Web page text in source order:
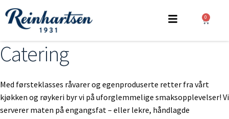
0
Catering
Med førsteklasses råvarer og egenproduserte retter fra vårt
kjøkken og røykeri byr vi på uforglemmelige smaksopplevelser! Vi
serverer maten på engangsfat – eller lekre, håndlagde